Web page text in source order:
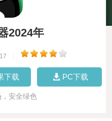
2024年
下载 PC下载
安全绿色